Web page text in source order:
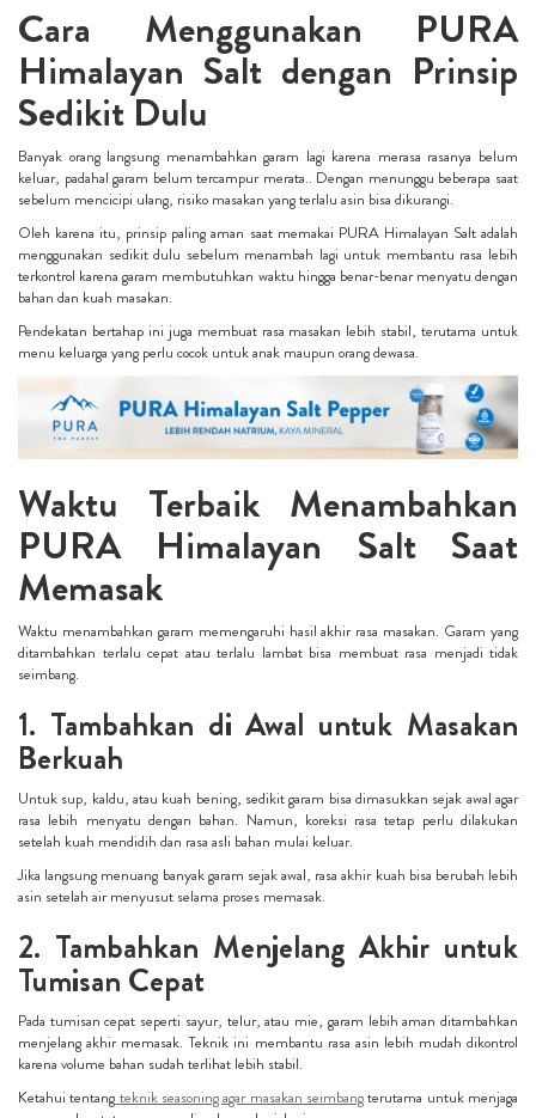
Cara Menggunakan PURA
Himalayan Salt dengan Prinsip
Sedikit Dulu
Banyak orang langsung menambahkan garam lagi karena merasa rasanya belum
keluar, padahal garam belum tercampur merata.. Dengan menunggu beberapa saat
sebelum mencicipi ulang, risiko masakan yang terlalu asin bisa dikurangi.
Oleh karena itu, prinsip paling aman saat memakai PURA Himalayan Salt adalah
menggunakan sedikit dulu sebelum menambah lagi untuk membantu rasa lebih
terkontrol karena garam membutuhkan waktu hingga benar-benar menyatu dengan
bahan dan kuah masakan.
Pendekatan bertahap ini juga membuat rasa masakan lebih stabil, terutama untuk
menu keluarga yang perlu cocok untuk anak maupun orang dewasa.
Waktu Terbaik Menambahkan
PURA Himalayan Salt Saat
Memasak
Waktu menambahkan garam memengaruhi hasil akhir rasa masakan. Garam yang
ditambahkan terlalu cepat atau terlalu lambat bisa membuat rasa menjadi tidak
seimbang.
1. Tambahkan di Awal untuk Masakan
Berkuah
Untuk sup, kaldu, atau kuah bening, sedikit garam bisa dimasukkan sejak awal agar
rasa lebih menyatu dengan bahan. Namun, koreksi rasa tetap perlu dilakukan
setelah kuah mendidih dan rasa asli bahan mulai keluar.
Jika langsung menuang banyak garam sejak awal, rasa akhir kuah bisa berubah lebih
asin setelah air menyusut selama proses memasak.
2. Tambahkan Menjelang Akhir untuk
Tumisan Cepat
Pada tumisan cepat seperti sayur, telur, atau mie, garam lebih aman ditambahkan
menjelang akhir memasak. Teknik ini membantu rasa asin lebih mudah dikontrol
karena volume bahan sudah terlihat lebih stabil.
Ketahui tentang teknik seasoning agar masakan seimbangterutama untuk menjaga